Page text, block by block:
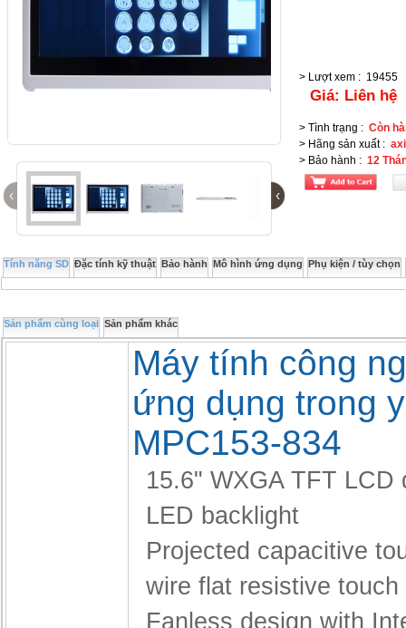
‹ ‹
> Lượt xem : 19455
Giá: Liên hệ
> Tình trạng : Còn
> Hãng sản xuất:
> Bảo hành : 12
Tính năng SD Đặc tính kỹ thuật Bảo hành Mô hình ứng dụng Phụ kiện / tùy chọn
Sản phẩm cùng loại Sản phẩm khác
Máy tính công
ứng dụng trong
MPC153-834
15.6" WXGA TFT LCD
LED backlight
Projected capacitive
wire flat resistive touch
Fanless design with